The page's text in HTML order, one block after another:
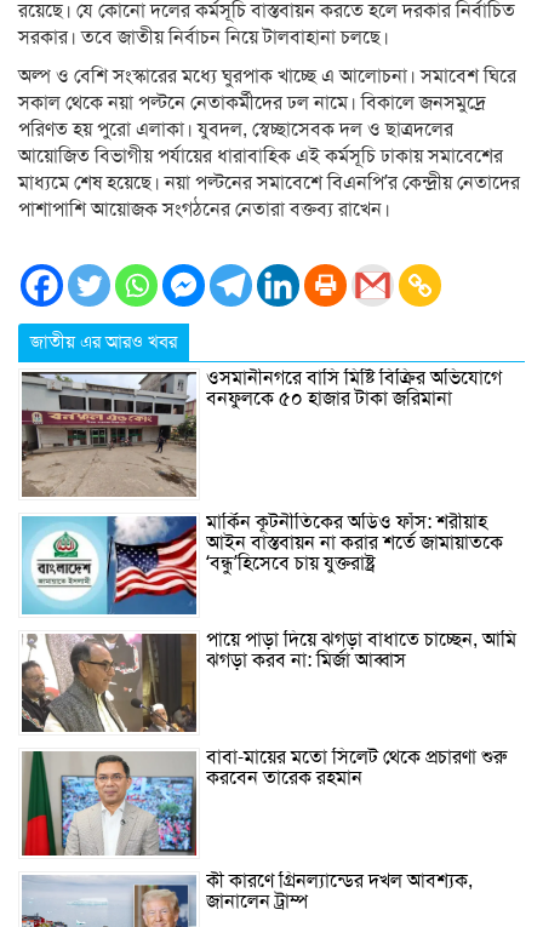
রয়েছে। যে কোনো দলের কর্মসূচি বাস্তবায়ন করতে হলে দরকার নির্বাচিত
সরকার। তবে জাতীয় নির্বাচন নিয়ে টালবাহানা চলছে।
অল্প ও বেশি সংস্কারের মধ্যে ঘুরপাক খাচ্ছে এ আলোচনা। সমাবেশ ঘিরে
সকাল থেকে নয়া পল্টনে নেতাকর্মীদের ঢল নামে। বিকালে জনসমুদ্রে
পরিণত হয় পুরো এলাকা। যুবদল, স্বেচ্ছাসেবক দল ও ছাত্রদলের
আয়োজিত বিভাগীয় পর্যায়ের ধারাবাহিক এই কর্মসূচি ঢাকায় সমাবেশের
মাধ্যমে শেষ হয়েছে। নয়া পল্টনের সমাবেশে বিএনপি’র কেন্দ্রীয় নেতাদের
পাশাপাশি আয়োজক সংগঠনের নেতারা বক্তব্য রাখেন।
জাতীয় এর আরও খবর
ওসমানীনগরে বাসি মিষ্টি বিক্রির অভিযোগে
বনফুলকে ৫০ হাজার টাকা জরিমানা
মার্কিন কূটনীতিকের অডিও ফাঁস: শরীয়াহ
আইন বাস্তবায়ন না করার শর্তে জামায়াতকে
‘বন্ধু’হিসেবে চায় যুক্তরাষ্ট্র
পায়ে পাড়া দিয়ে ঝগড়া বাধাতে চাচ্ছেন, আমি
ঝগড়া করব না: মির্জা আব্বাস
বাবা-মায়ের মতো সিলেট থেকে প্রচারণা শুরু
করবেন তারেক রহমান
কী কারণে গ্রিনল্যান্ডের দখল আবশ্যক,
জানালেন ট্রাম্প